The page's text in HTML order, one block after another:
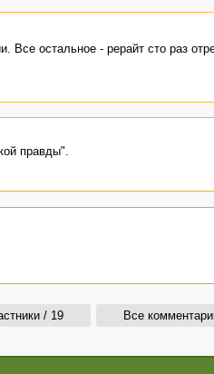
остальное - рерайт сто раз
правды".
/ 19 Все